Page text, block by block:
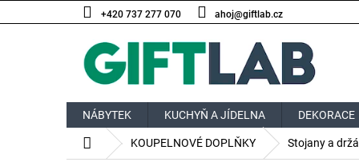
na
+420 737 277 070 ahoj@giftlab.cz
NÁBYTEK KUCHYŇ A JÍDELNA DEKORACE
Domů KOUPELNOVÉ DOPLŇKY Stojany a